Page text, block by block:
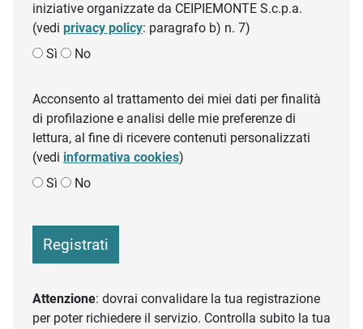
iniziative organizzate da CEIPIEMONTE S.c.p.a.
(vedi privacy policy: paragrafo b) n. 7)
Sì
No
Acconsento al trattamento dei miei dati per finalità
di profilazione e analisi delle mie preferenze di
lettura, al fine di ricevere contenuti personalizzati
(vedi informativa cookies)
Sì
No
Registrati
Attenzione: dovrai convalidare la tua registrazione
per poter richiedere il servizio. Controlla subito la tua